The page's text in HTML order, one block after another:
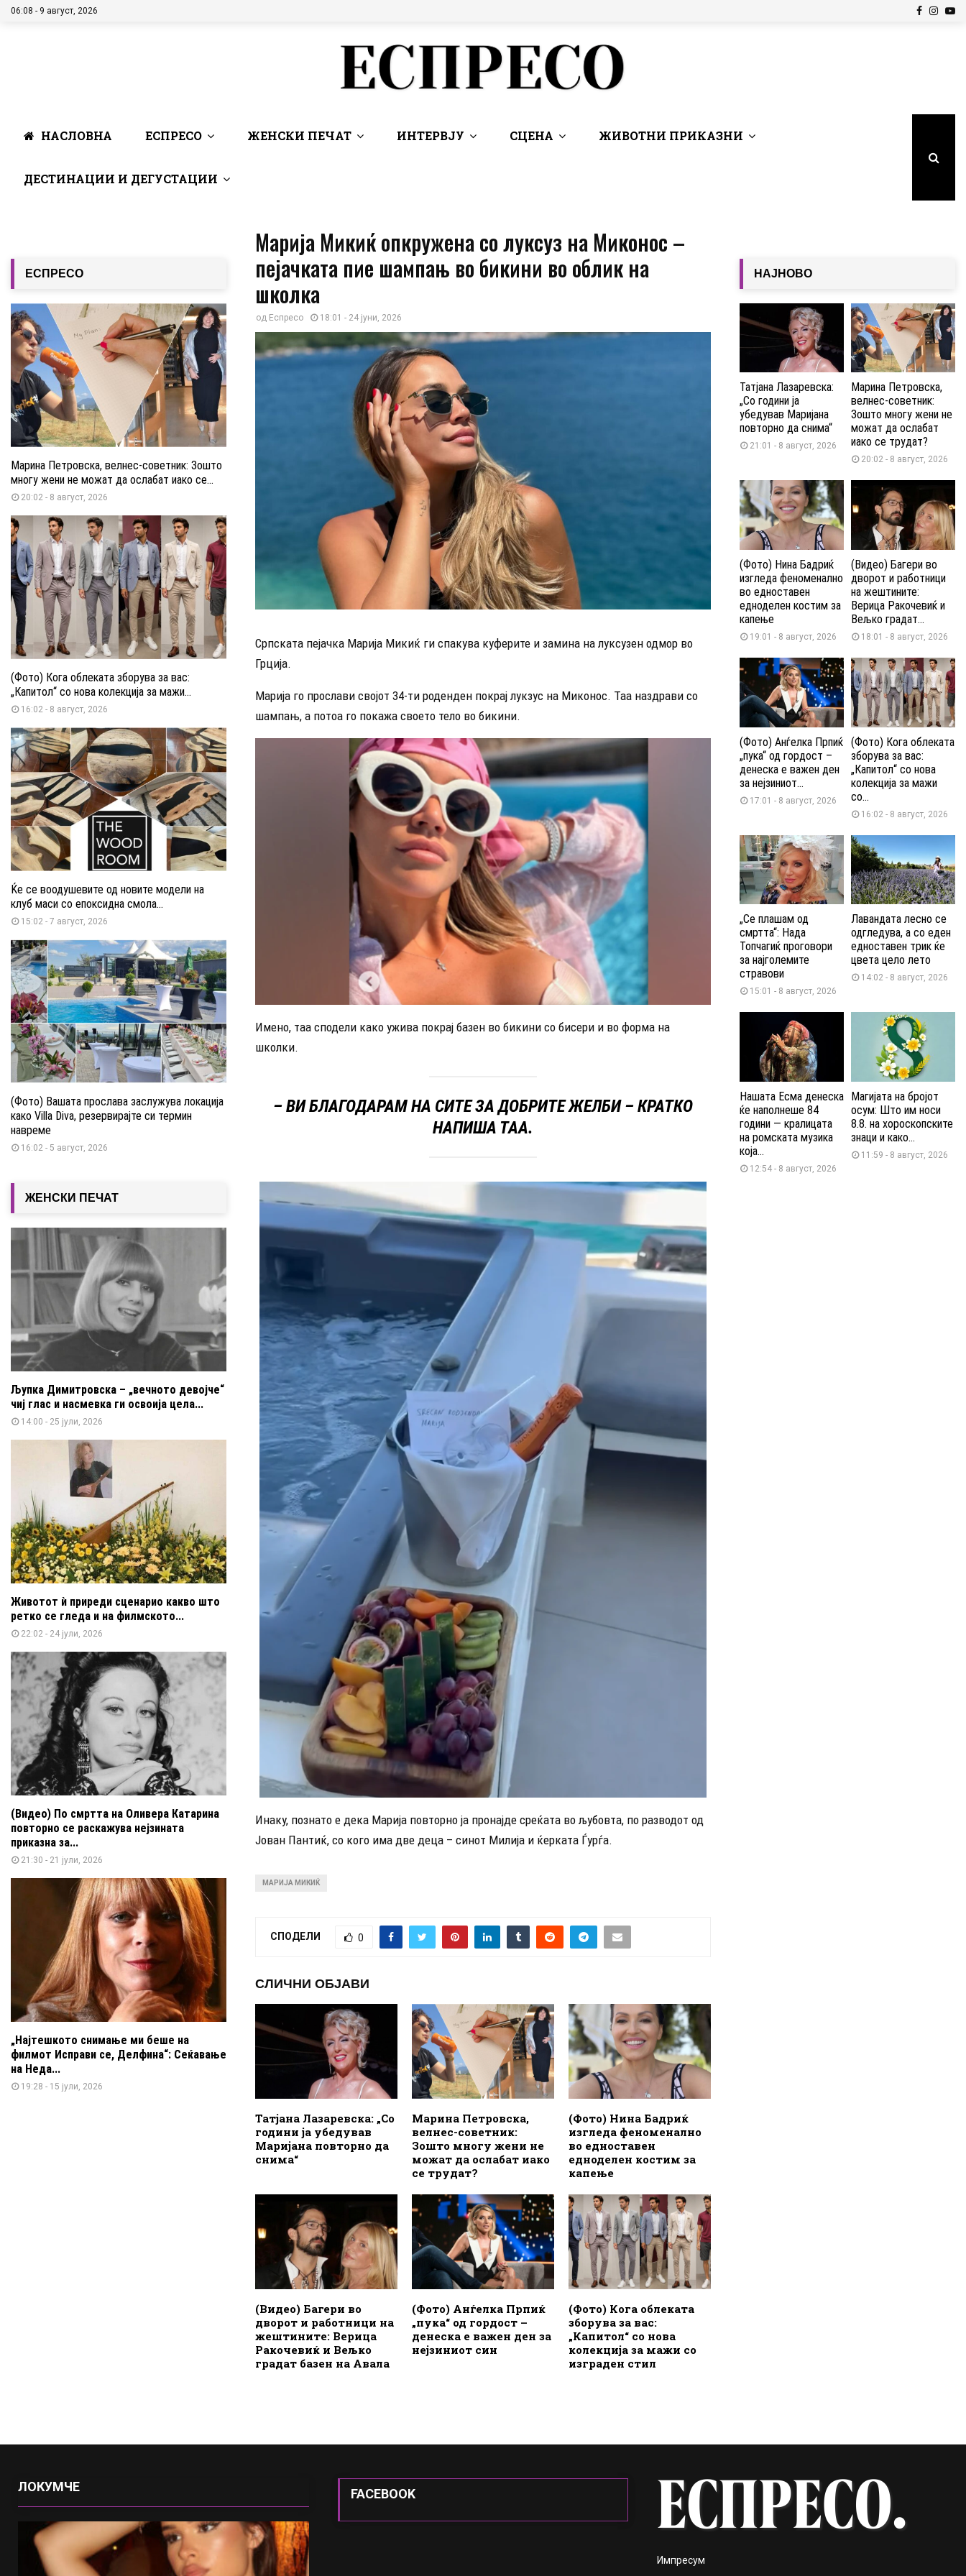
06:08 - 9 август, 2026 Facebook
НАСЛОВНА ЕСПРЕСО ЖЕНСКИ ПЕЧАТ ИНТЕРВЈУ СЦЕНА ЖИВОТНИ ПРИКАЗНИ
ДЕСТИНАЦИИ И ДЕГУСТАЦИИ
Марија Микиќ опкружена со луксуз на Миконос –
пејачката пие шампањ во бикини во облик на
школка
од Еспресо 18:01 - 24 јуни, 2026
Српската пејачка Марија Микиќ ги спакува куферите и замина на луксузен одмор во
Грција.
Марија го прослави својот 34-ти роденден покрај лукзус на Миконос. Таа наздрави со
шампањ, а потоа го покажа своето тело во бикини.
Имено, таа сподели како ужива покрај базен во бикини со бисери и во форма на
школки.
– ВИ БЛАГОДАРАМ НА СИТЕ ЗА ДОБРИТЕ ЖЕЛБИ – КРАТКО
НАПИША ТАА.
Инаку, познато е дека Марија повторно ја пронајде среќата во љубовта, по разводот од
Јован Пантиќ, со кого има две деца – синот Милија и ќерката Ѓурѓа.
МАРИЈА МИКИЌ
СПОДЕЛИ 0
СЛИЧНИ ОБЈАВИ
Татјана Лазаревска: „Со
години ја убедував
Маријана повторно да
снима“
Марина Петровска,
велнес-советник:
Зошто многу жени не
можат да ослабат иако
се трудат?
(Фото) Нина Бадриќ
изгледа феноменално
во едноставен
едноделен костим за
капење
(Видео) Багери во
дворот и работници на
жештините: Верица
Ракочевиќ и Вељко
градат базен на Авала
(Фото) Анѓелка Прпиќ
„пука“ од гордост –
денеска е важен ден за
нејзиниот син
(Фото) Кога облеката
зборува за вас:
„Капитол“ со нова
колекција за мажи со
изграден стил
ЕСПРЕСО
Марина Петровска, велнес-советник: Зошто
многу жени не можат да ослабат иако се...
20:02 - 8 август, 2026
(Фото) Кога облеката зборува за вас:
„Капитол“ со нова колекција за мажи...
16:02 - 8 август, 2026
Ќе се воодушевите од новите модели на
клуб маси со епоксидна смола...
15:02 - 7 август, 2026
(Фото) Вашата прослава заслужува локација
како Villa Diva, резервирајте си термин
навреме
16:02 - 5 август, 2026
ЖЕНСКИ ПЕЧАТ
Љупка Димитровска – „вечното девојче“
чиј глас и насмевка ги освоија цела...
14:00 - 25 јули, 2026
Животот ѝ приреди сценарио какво што
ретко се гледа и на филмското...
22:02 - 24 јули, 2026
(Видео) По смртта на Оливера Катарина
повторно се раскажува нејзината
приказна за...
21:30 - 21 јули, 2026
„Најтешкото снимање ми беше на
филмот Исправи се, Делфина“: Сеќавање
на Неда...
19:28 - 15 јули, 2026
НАЈНОВО
Татјана Лазаревска:
„Со години ја
убедував Маријана
повторно да снима“
21:01 - 8 август, 2026
Марина Петровска,
велнес-советник:
Зошто многу жени не
можат да ослабат
иако се трудат?
20:02 - 8 август, 2026
(Фото) Нина Бадриќ
изгледа феноменално
во едноставен
едноделен костим за
капење
19:01 - 8 август, 2026
(Видео) Багери во
дворот и работници
на жештините:
Верица Ракочевиќ и
Вељко градат...
18:01 - 8 август, 2026
(Фото) Анѓелка Прпиќ
„пука“ од гордост –
денеска е важен ден
за нејзиниот...
17:01 - 8 август, 2026
(Фото) Кога облеката
зборува за вас:
„Капитол“ со нова
колекција за мажи
со...
16:02 - 8 август, 2026
„Се плашам од
смртта“: Нада
Топчагиќ проговори
за најголемите
стравови
15:01 - 8 август, 2026
Лавандата лесно се
одгледува, а со еден
едноставен трик ќе
цвета цело лето
14:02 - 8 август, 2026
Нашата Есма денеска
ќе наполнеше 84
години — кралицата
на ромската музика
која...
12:54 - 8 август, 2026
Магијата на бројот
осум: Што им носи
8.8. на хороскопските
знаци и како...
11:59 - 8 август, 2026
ЛОКУМЧЕ FACEBOOK
Импресум